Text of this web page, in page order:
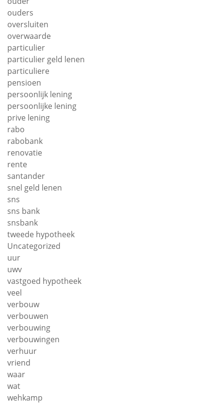
ouders
oversluiten
overwaarde
particulier
particulier geld lenen
particuliere
pensioen
persoonlijk lening
persoonlijke lening
prive lening
rabo
rabobank
renovatie
rente
santander
snel geld lenen
sns
sns bank
snsbank
tweede hypotheek
Uncategorized
uur
uwv
vastgoed hypotheek
veel
verbouw
verbouwen
verbouwing
verbouwingen
verhuur
vriend
waar
wat
wehkamp